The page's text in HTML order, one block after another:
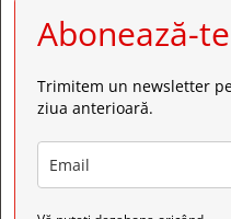
Abonează-
Trimitem un newsletter
ziua anterioară.